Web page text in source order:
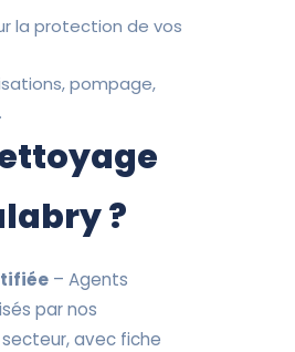
la protection de vos
pompage,
?
– Agents
par nos
avec fiche